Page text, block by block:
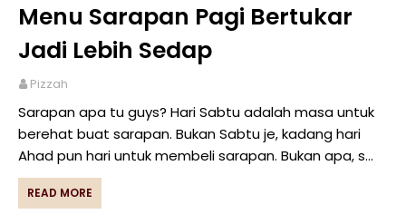
Menu Sarapan Pagi Bertukar
Jadi Lebih Sedap
Pizzah
Sarapan apa tu guys? Hari Sabtu adalah masa untuk
berehat buat sarapan. Bukan Sabtu je, kadang hari
Ahad pun hari untuk membeli sarapan. Bukan apa, s…
READ MORE